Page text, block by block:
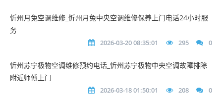
忻州月兔空调维修_忻州月兔中央空调维修保养上门电话24小时服
务
2026-03-20 08:35:01 295 0
忻州苏宁极物空调维修预约电话_忻州苏宁极物中央空调故障排除
附近师傅上门
2026-03-18 01:50:01 208 0